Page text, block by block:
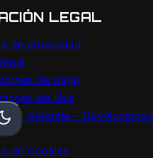
LEGAL
de privacidad
de pago
de Uso
– Garantía – Devoluciones
de Cookies